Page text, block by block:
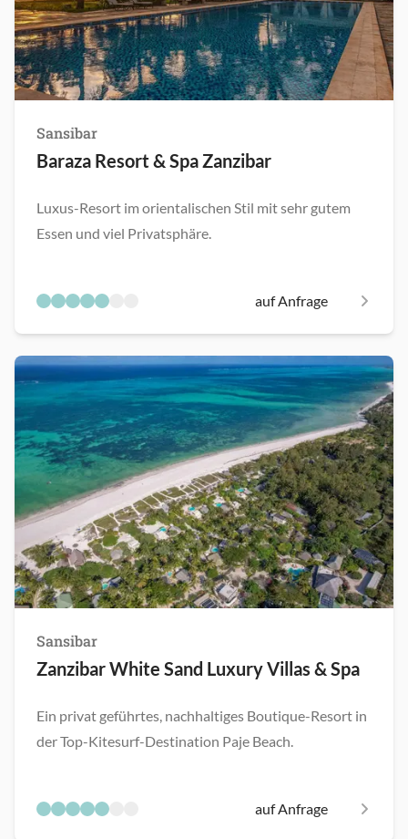
Sansibar
Baraza Resort & Spa Zanzibar
Luxus-Resort im orientalischen Stil mit sehr gutem
Essen und viel Privatsphäre.
auf Anfrage
Sansibar
Zanzibar White Sand Luxury Villas & Spa
Ein privat geführtes, nachhaltiges Boutique-Resort in
der Top-Kitesurf-Destination Paje Beach.
auf Anfrage